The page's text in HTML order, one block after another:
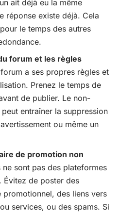
ait déjà eu la même
réponse existe déjà. Cela
le temps des autres
forum et les règles
a ses propres règles et
Prenez le temps de
de publier. Le non-
entraîner la suppression
ou même un
de promotion non
ne sont pas des plateformes
Évitez de poster des
promotionnel, des liens vers
services, ou des spams. Si